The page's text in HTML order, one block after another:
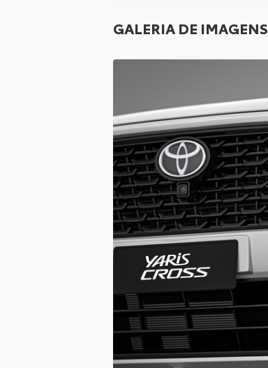
GALERIA DE IMAGENS